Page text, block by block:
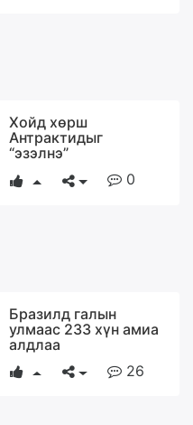
Хойд хөрш
Антрактидыг
“эзэлнэ”
0
Бразилд галын
улмаас 233 хүн амиа
алдлаа
26